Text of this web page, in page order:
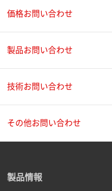
価格お問い合わせ
製品お問い合わせ
技術お問い合わせ
その他お問い合わせ
製品情報